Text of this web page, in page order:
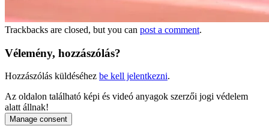
Trackbacks are closed, but you can post a comment.
Vélemény, hozzászólás?
Hozzászólás küldéséhez be kell jelentkezni.
Az oldalon található képi és videó anyagok szerzői jogi védelem
alatt állnak!
Manage consent